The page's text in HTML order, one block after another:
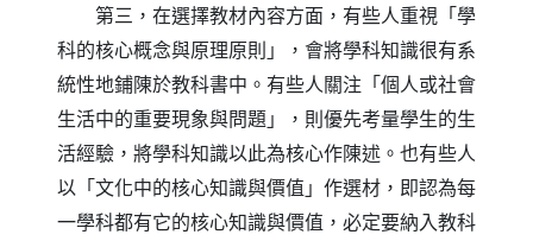
第三，在選擇教材內容方面，有些人重視「學
科的核心概念與原理原則」，會將學科知識很有系
統性地鋪陳於教科書中。有些人關注「個人或社會
生活中的重要現象與問題」，則優先考量學生的生
活經驗，將學科知識以此為核心作陳述。也有些人
以「文化中的核心知識與價值」作選材，即認為每
一學科都有它的核心知識與價值，必定要納入教科